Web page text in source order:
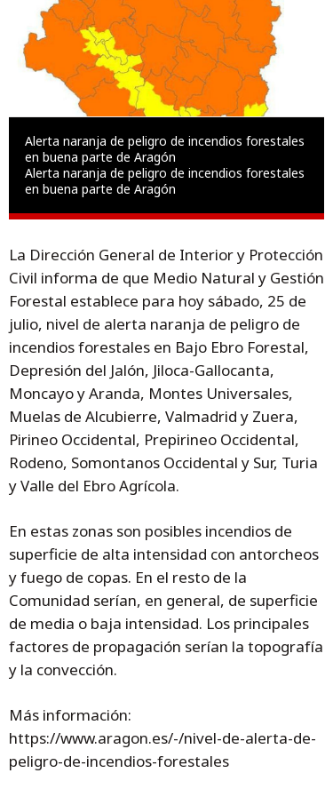
Alerta naranja de peligro de incendios forestales
en buena parte de Aragón
Alerta naranja de peligro de incendios forestales
en buena parte de Aragón
La Dirección General de Interior y Protección
Civil informa de que Medio Natural y Gestión
Forestal establece para hoy sábado, 25 de
julio, nivel de alerta naranja de peligro de
incendios forestales en Bajo Ebro Forestal,
Depresión del Jalón, Jiloca-Gallocanta,
Moncayo y Aranda, Montes Universales,
Muelas de Alcubierre, Valmadrid y Zuera,
Pirineo Occidental, Prepirineo Occidental,
Rodeno, Somontanos Occidental y Sur, Turia
y Valle del Ebro Agrícola.
En estas zonas son posibles incendios de
superficie de alta intensidad con antorcheos
y fuego de copas. En el resto de la
Comunidad serían, en general, de superficie
de media o baja intensidad. Los principales
factores de propagación serían la topografía
y la convección.
Más información:
https://www.aragon.es/-/nivel-de-alerta-de-
peligro-de-incendios-forestales